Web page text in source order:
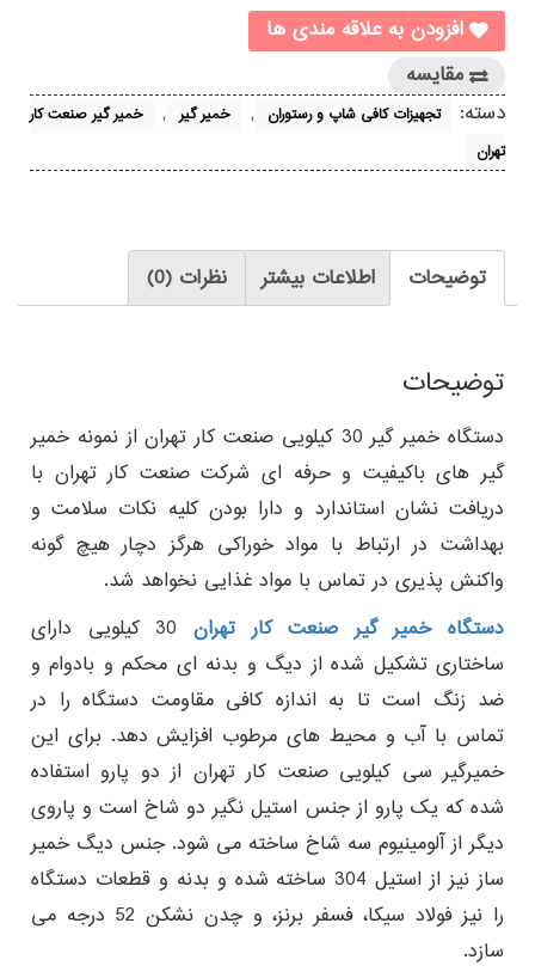
افزودن به علاقه مندی ها
مقایسه
دسته:
تجهیزات کافی شاپ و رستوران , خمیر گیر ,
خمیر گیر صنعت کار
تهران
توضیحات اطلاعات بیشتر نظرات (0)
توضیحات
دستگاه خمیر گیر 30 کیلویی صنعت کار تهران از نمونه خمیر
گیر های باکیفیت و حرفه ای شرکت صنعت کار تهران با
دریافت نشان استاندارد و دارا بودن کلیه نکات سلامت و
بهداشت در ارتباط با مواد خوراکی هرگز دچار هیچ گونه
واکنش پذیری در تماس با مواد غذایی نخواهد شد.
دستگاه خمیر گیر صنعت کار تهران
30 کیلویی دارای
ساختاری تشکیل شده از دیگ و بدنه ای محکم و بادوام و
ضد زنگ است تا به اندازه کافی مقاومت دستگاه را در
تماس با آب و محیط های مرطوب افزایش دهد. برای این
خمیرگیر سی کیلویی صنعت کار تهران از دو پارو استفاده
شده که یک پارو از جنس استیل نگیر دو شاخ است و پاروی
دیگر از آلومینیوم سه شاخ ساخته می شود. جنس دیگ خمیر
ساز نیز از استیل 304 ساخته شده و بدنه و قطعات دستگاه
را نیز فولاد سیکا، فسفر برنز، و چدن نشکن 52 درجه می
سازد.